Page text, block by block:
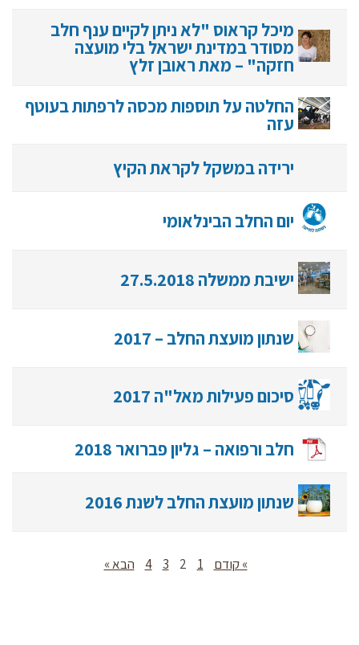
מיכל קראוס "לא ניתן לקיים ענף חלב
מסודר במדינת ישראל בלי מועצה
חזקה" – מאת ראובן זלץ
החלטה על תוספות מכסה לרפתות בעוטף
עזה
ירידה במשקל לקראת הקיץ
יום החלב הבינלאומי
ישיבת ממשלה 27.5.2018
שנתון מועצת החלב – 2017
סיכום פעילות מאל"ה 2017
חלב ורפואה – גליון פברואר 2018
שנתון מועצת החלב לשנת 2016
» קודם 1
2
3
4 הבא »